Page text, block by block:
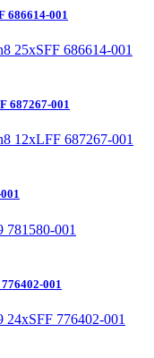
686614-001
687267-001
001